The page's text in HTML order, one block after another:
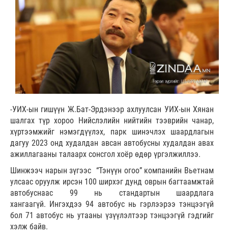
-УИХ-ын гишүүн Ж.Бат-Эрдэнээр ахлуулсан УИХ-ын Хянан
шалгах түр хороо Нийслэлийн нийтийн тээврийн чанар,
хүртээмжийг нэмэгдүүлэх, парк шинэчлэх шаардлагын
дагуу 2023 онд худалдан авсан автобусны худалдан авах
ажиллагааны талаарх сонсгол хоёр өдөр үргэлжиллээ.
Шинжээч нарын зүгээс “Тэнүүн огоо” компанийн Вьетнам
улсаас оруулж ирсэн 100 ширхэг дунд оврын багтаамжтай
автобуснаас 99 нь стандартын шаардлага
хангаагүй. Ингэхдээ 94 автобус нь гэрлээрээ тэнцээгүй
бол 71 автобус нь утааны үзүүлэлтээр тэнцээгүй гэдгийг
хэлж байв.